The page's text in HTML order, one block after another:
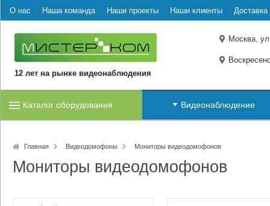
О нас Наша команда Наши проекты Наши клиенты Доставка
12 лет на рынке видеонаблюдения
Москва,
Каталог оборудования Видеонаблюдение
Главная Видеодомофоны Мониторы видеодомофонов
Мониторы видеодомофонов